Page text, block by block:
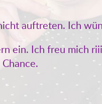
auftreten. Ich
ein. Ich freu mich